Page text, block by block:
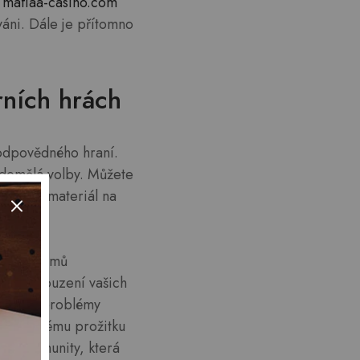
Dále je přítomno
hrách
hraní.
volby. Můžete
materiál na
posouzení vašich
problémy
prožitku
komunity, která